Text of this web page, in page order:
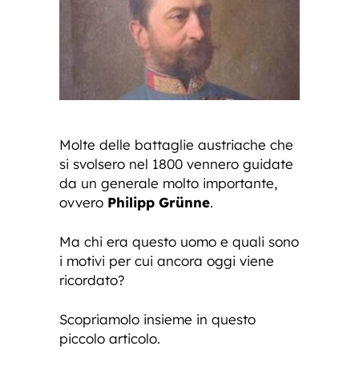
Molte delle battaglie austriache che
si svolsero nel 1800 vennero guidate
da un generale molto importante,
ovvero Philipp Grünne.
Ma chi era questo uomo e quali sono
i motivi per cui ancora oggi viene
ricordato?
Scopriamolo insieme in questo
piccolo articolo.